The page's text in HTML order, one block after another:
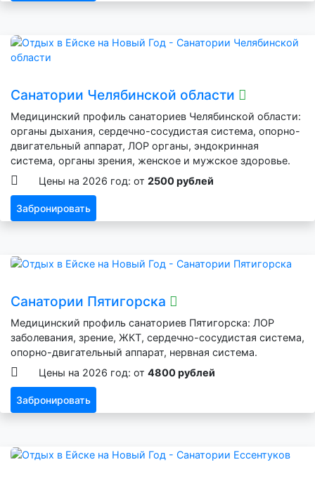
Санатории Челябинской области
Медицинский профиль санаториев Челябинской области:
органы дыхания, сердечно-сосудистая система, опорно-
двигательный аппарат, ЛОР органы, эндокринная
система, органы зрения, женское и мужское здоровье.
Цены на 2026 год: от 2500 рублей
Забронировать
Санатории Пятигорска
Медицинский профиль санаториев Пятигорска: ЛОР
заболевания, зрение, ЖКТ, сердечно-сосудистая система,
опорно-двигательный аппарат, нервная система.
Цены на 2026 год: от 4800 рублей
Забронировать